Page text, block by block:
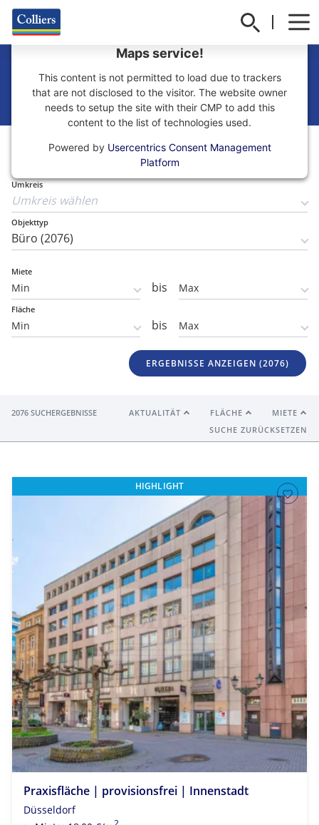
Büro mieten
We need your consent to load the Google
Maps service!
This content is not permitted to load due to trackers
that are not disclosed to the visitor. The website owner
needs to setup the site with their CMP to add this
content to the list of technologies used.
Powered by Usercentrics Consent Management
Platform
Umkreis
Objekttyp
Miete
bis
Fläche
bis
ERGEBNISSE ANZEIGEN (2076)
2076 SUCHERGEBNISSE AKTUALITÄT FLÄCHE
MIETE
SUCHE ZURÜCKSETZEN
HIGHLIGHT
Praxisfläche | provisionsfrei | Innenstadt
Düsseldorf